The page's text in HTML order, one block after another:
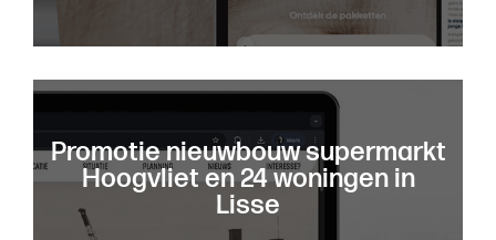
Promotie nieuwbouw supermarkt
Hoogvliet en 24 woningen in
Lisse